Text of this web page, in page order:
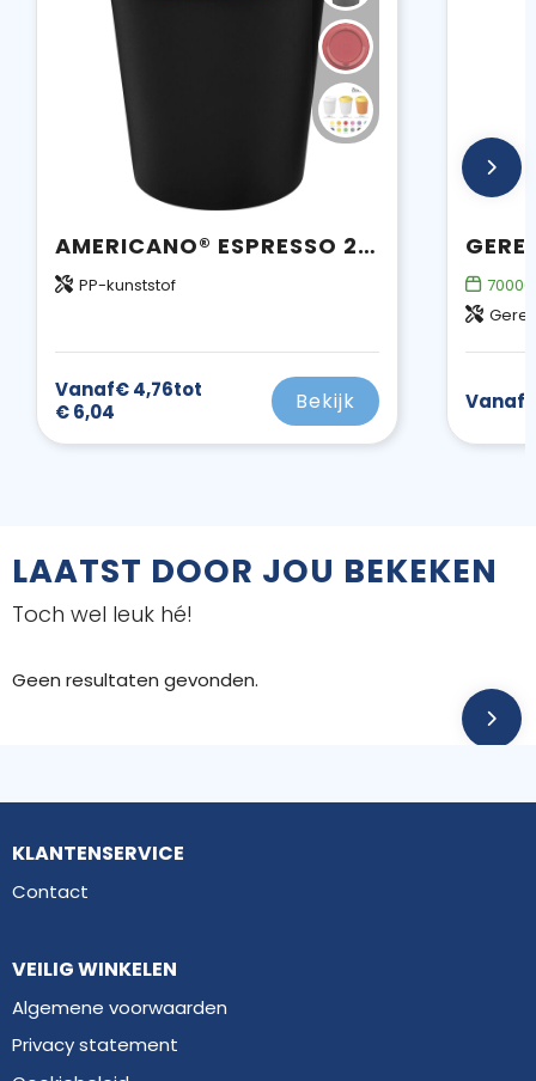
AMERICANO® ESPRESSO 250 ML GEÏSOLEERDE BEKER
PP-kunststof
Vanaf€ 4,76tot
€ 6,04
Bekijk
70000
Vanaf
LAATST DOOR JOU BEKEKEN
Toch wel leuk hé!
Geen resultaten gevonden.
KLANTENSERVICE
Contact
VEILIG WINKELEN
Algemene voorwaarden
Privacy statement